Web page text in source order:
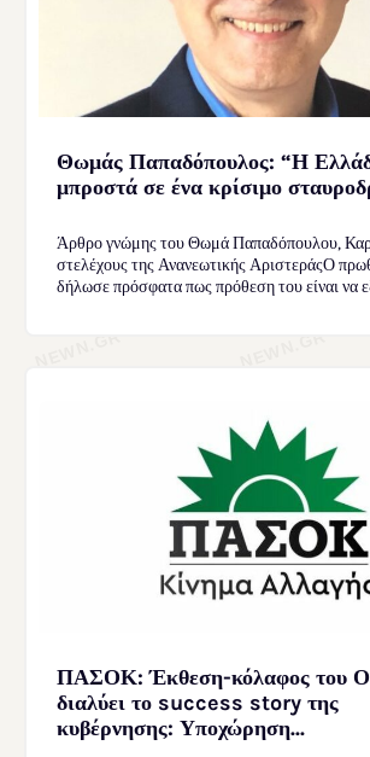
Θωμάς Παπαδόπουλος: “Η
μπροστά σε ένα κρίσιμο
Άρθρο γνώμης του Θωμά Παπαδόπουλου,
στελέχους της Ανανεωτικής ΑριστεράςΟ
δήλωσε πρόσφατα πως πρόθεση του είναι να
ΠΑΣΟΚ: Έκθεση-κόλαφος του
διαλύει το success story της
κυβέρνησης: Υποχώρηση...